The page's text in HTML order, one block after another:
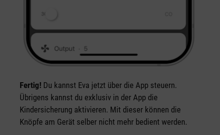
Fertig! Du kannst Eva jetzt über die App steuern.
Übrigens kannst du exklusiv in der App die
Kindersicherung aktivieren. Mit dieser können die
Knöpfe am Gerät selber nicht mehr bedient werden.